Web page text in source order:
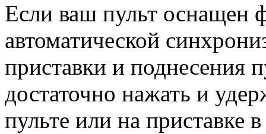
Если ваш пульт оснащен
автоматической
приставки и поднесения
достаточно нажать и
пульте или на приставке